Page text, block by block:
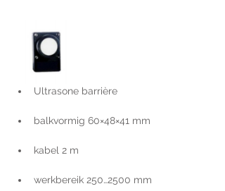
Ultrasone barrière
balkvormig 60×48×41 mm
kabel 2 m
werkbereik 250…2500 mm